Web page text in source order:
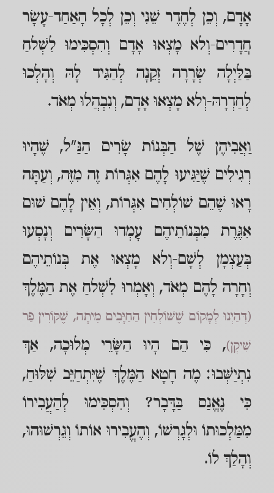
אָדָם, וְכֵן לְחֶדֶר שֵׁנִי וְכֵן לְכָל הָאַחַד-עָשָׂר
חֲדָרִים-וְלא מָצְאוּ אָדָם וְהִסְכִּימוּ לִשְׁלחַ
בַּלַּיְלָה שְׂרָרָה זְקֵנָה לְהַגִּיד לָהּ וְהָלְכוּ
לְחַדְרָהּ-וְלא מָצְאוּ אָדָם, וְנִבְהֲלוּ מְאֹד.
וַאֲבִיהֶן שֶׁל הַבְּנוֹת שָׂרִים הַנַּ"ל, שֶׁהָיוּ
רְגִילִים שֶׁיַּגִּיעוּ לָהֶם אִגְּרוֹת זֶה מִזֶּה, וְעַתָּה
רָאוּ שֶׁהֵם שׁוֹלְחִים אִגְּרוֹת, וְאֵין לָהֶם שׁוּם
אִגֶּרֶת מִבְּנוֹתֵיהֶם עָמְדוּ הַשָּׂרִים וְנָסְעוּ
בְּעַצְמָן לְשָׁם-וְלא מָצְאוּ אֶת בְּנוֹתֵיהֶם
וְחָרָה לָהֶם מְאֹד, וְאָמְרוּ לִשְׁלחַ אֶת הַמֶּלֶךְ
(דְּהַיְנוּ לְמָקוֹם שֶׁשּׁוֹלְחִין הַחַיָּבִים מִיתָה, שֶׁקּוֹרִין פַר
שִׁיקְן), כִּי הֵם הָיוּ הַשָּׂרֵי מְלוּכָה, אַךְ
נִתְיַשְּׁבוּ: מֶה חָטָא הַמֶּלֶךְ שֶׁיִּתְחַיֵּב שִׁלּוּחַ,
כִּי נֶאֱנַס בַּדָּבָר? וְהִסְכִּימוּ לְהַעֲבִירוֹ
מִמַּלְכוּתוֹ וּלְגָרְשׁוֹ, וְהֶעֱבִירוּ אוֹתוֹ וְגֵרְשׁוּהוּ,
וְהָלַךְ לוֹ.